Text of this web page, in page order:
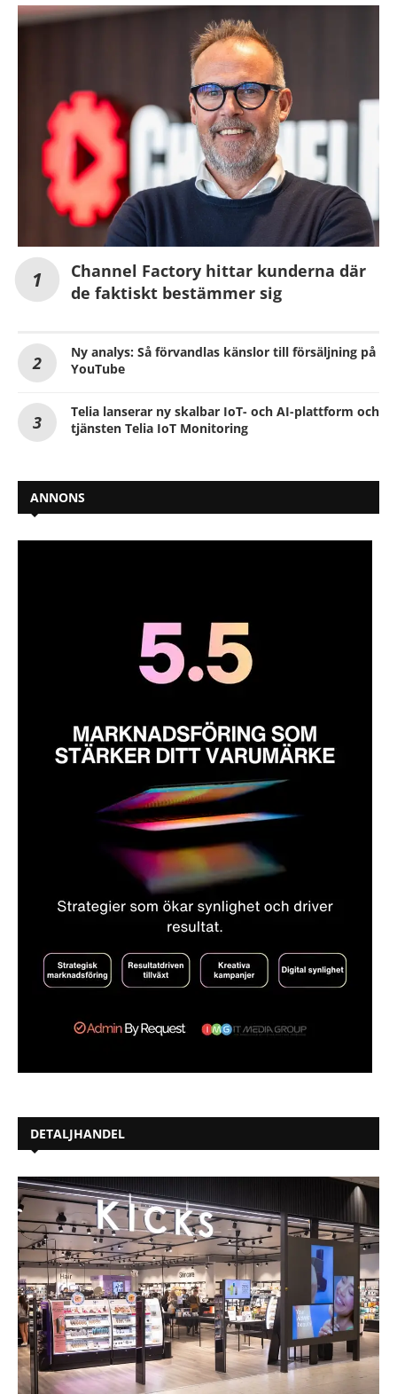
Channel Factory hittar kunderna där
de faktiskt bestämmer sig
Ny analys: Så förvandlas känslor till försäljning på
YouTube
Telia lanserar ny skalbar IoT- och AI-plattform och
tjänsten Telia IoT Monitoring
ANNONS
DETALJHANDEL